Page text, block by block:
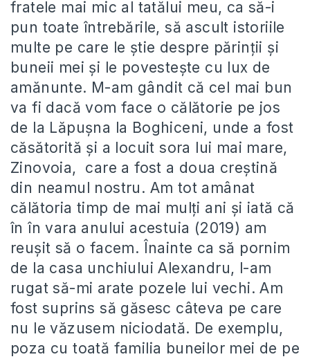
fratele mai mic al tatălui meu, ca să-i
pun toate întrebările, să ascult istoriile
multe pe care le știe despre părinții și
buneii mei și le povestește cu lux de
amănunte. M-am gândit că cel mai bun
va fi dacă vom face o călătorie pe jos
de la Lăpușna la Boghiceni, unde a fost
căsătorită și a locuit sora lui mai mare,
Zinovoia, care a fost a doua creștină
din neamul nostru. Am tot amânat
călătoria timp de mai mulți ani și iată că
în în vara anului acestuia (2019) am
reușit să o facem. Înainte ca să pornim
de la casa unchiului Alexandru, l-am
rugat să-mi arate pozele lui vechi. Am
fost suprins să găsesc câteva pe care
nu le văzusem niciodată. De exemplu,
poza cu toată familia buneilor mei de pe